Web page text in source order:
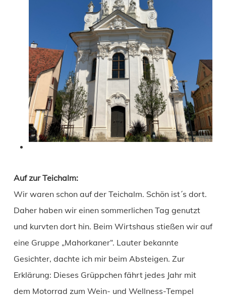
Auf zur Teichalm:
Wir waren schon auf der Teichalm. Schön ist´s dort.
Daher haben wir einen sommerlichen Tag genutzt
und kurvten dort hin. Beim Wirtshaus stießen wir auf
eine Gruppe „Mahorkaner“. Lauter bekannte
Gesichter, dachte ich mir beim Absteigen. Zur
Erklärung: Dieses Grüppchen fährt jedes Jahr mit
dem Motorrad zum Wein- und Wellness-Tempel